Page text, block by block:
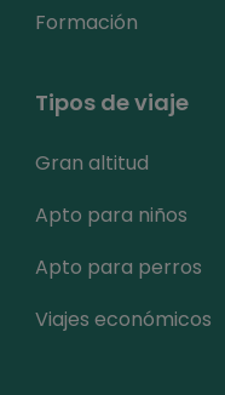
Formación
Tipos de viaje
Gran altitud
Apto para niños
Apto para perros
Viajes económicos